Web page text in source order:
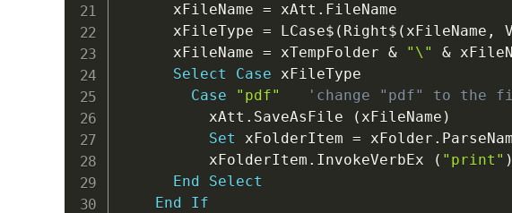
      xFileName
= xAtt . FileName
      xFileType
= LCase$ ( Right$ ( xFileName ,
      xFileName
= xTempFolder & "\" &
Select
Case xFileType
Case
"pdf"
'change "pdf" to the
          xAtt
. SaveAsFile ( xFileName )
Set xFolderItem = xFolder .
          xFolderItem
. InvokeVerbEx ( "print" )
End
Select
End
If